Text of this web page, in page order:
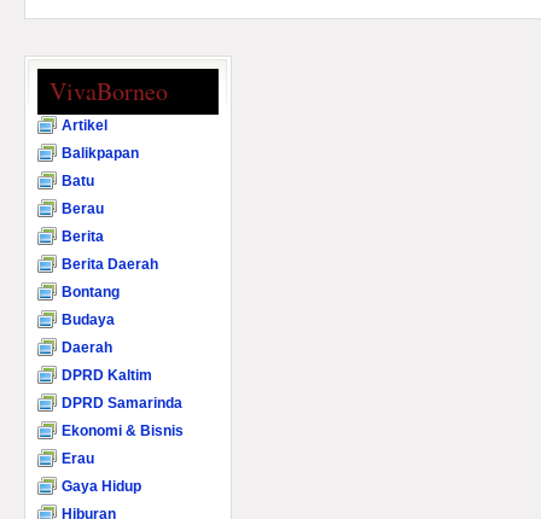
VivaBorneo
Artikel
Balikpapan
Batu
Berau
Berita
Berita Daerah
Bontang
Budaya
Daerah
DPRD Kaltim
DPRD Samarinda
Ekonomi & Bisnis
Erau
Gaya Hidup
Hiburan